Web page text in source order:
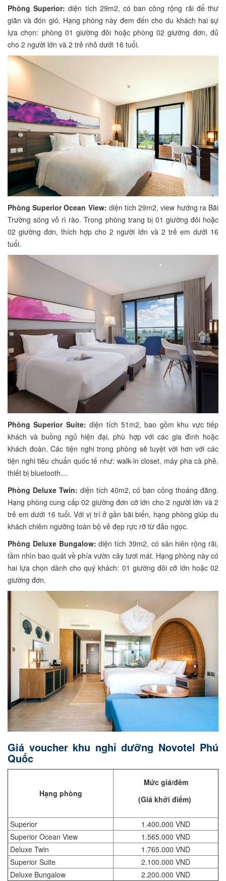
Phòng Superior: diện tích 29m2, có ban công rộng rãi để thư
giãn và đón gió. Hạng phòng này đem đến cho du khách hai sự
lựa chọn: phòng 01 giường đôi hoặc phòng 02 giường đơn, đủ
cho 2 người lớn và 2 trẻ nhỏ dưới 16 tuổi.
Phòng Superior Ocean View: diện tích 29m2, view hướng ra Bãi
Trường sóng vỗ rì rào. Trong phòng trang bị 01 giường đôi hoặc
02 giường đơn, thích hợp cho 2 người lớn và 2 trẻ em dưới 16
tuổi.
Phòng Superior Suite: diện tích 51m2, bao gồm khu vực tiếp
khách và buồng ngủ hiện đại, phù hợp với các gia đình hoặc
khách đoàn. Các tiện nghi trong phòng sẽ tuyệt vời hơn với các
tiện nghi tiêu chuẩn quốc tế như: walk-in closet, máy pha cà phê,
thiết bị bluetooth…
Phòng Deluxe Twin: diện tích 40m2, có ban công thoáng đãng.
Hạng phòng cung cấp 02 giường đơn cỡ lớn cho 2 người lớn và 2
trẻ em dưới 16 tuổi. Với vị trí ở gần bãi biển, hạng phòng giúp du
khách chiêm ngưỡng toàn bộ vẻ đẹp rực rỡ từ đảo ngọc.
Phòng Deluxe Bungalow: diện tích 39m2, có sân hiên rộng rãi,
tầm nhìn bao quát về phía vườn cây tươi mát. Hạng phòng này có
hai lựa chọn dành cho quý khách: 01 giường đôi cỡ lớn hoặc 02
giường đơn.
Giá voucher khu nghỉ dưỡng Novotel Phú
Quốc
Hạng phòng
Mức giá/đêm
(Giá khởi điểm)
Superior
1.400.000 VND
Superior Ocean View
1.565.000 VND
Deluxe Twin
1.765.000 VND
Superior Suite
2.100.000 VND
Deluxe Bungalow
2.200.000 VND